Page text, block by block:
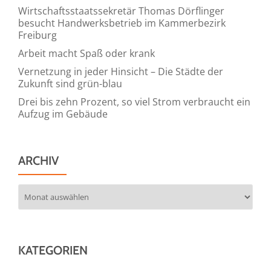
Wirtschaftsstaatssekretär Thomas Dörflinger
besucht Handwerksbetrieb im Kammerbezirk
Freiburg
Arbeit macht Spaß oder krank
Vernetzung in jeder Hinsicht – Die Städte der
Zukunft sind grün-blau
Drei bis zehn Prozent, so viel Strom verbraucht ein
Aufzug im Gebäude
ARCHIV
KATEGORIEN